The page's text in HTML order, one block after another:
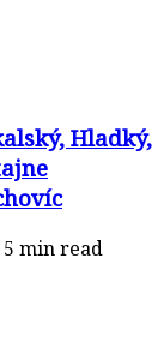
Hladký,
5 min read